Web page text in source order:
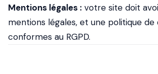
Mentions légales : votre site doit
mentions légales, et une politique
conformes au RGPD.